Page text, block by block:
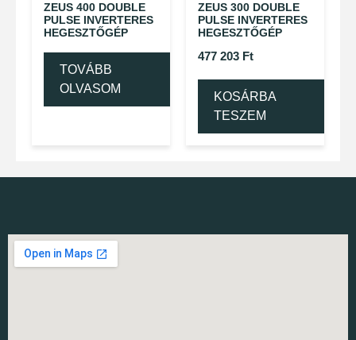
ZEUS 400 DOUBLE
PULSE INVERTERES
HEGESZTŐGÉP
TOVÁBB
OLVASOM
ZEUS 300 DOUBLE
PULSE INVERTERES
HEGESZTŐGÉP
477 203 Ft
KOSÁRBA
TESZEM